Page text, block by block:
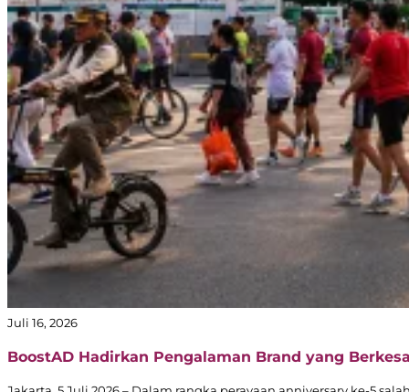
Juli 16, 2026
BoostAD Hadirkan Pengalaman Brand yang